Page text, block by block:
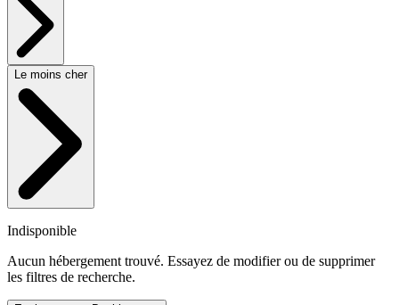
Le moins cher
Indisponible
Aucun hébergement trouvé. Essayez de modifier ou de supprimer
les filtres de recherche.